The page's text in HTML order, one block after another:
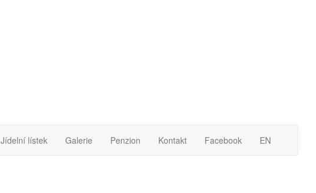
Jídelní lístek Galerie Penzion Kontakt Facebook EN